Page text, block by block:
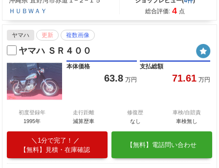
ＨＵＢＷＡＹ
総合評価: 4 点
ヤマハ 更新 複数画像
ヤマハ ＳＲ４００
本体価格
63.8 万円
支払総額
71.61 万円
初度登録年
1995年
走行距離
減算歴車
修復歴
なし
車検/自賠責
車検無し
1分で完了！
【無料】見積・在庫確認
【無料】電話問い合わせ